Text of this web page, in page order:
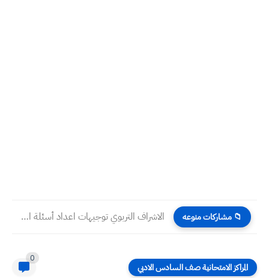
📁 مشاركات منوعه الاشراف التربوي توجيهات اعداد أسئلة امتحان نصف السنة 2024 مادة...
المراكز الامتحانية صف السادس الادبي
0